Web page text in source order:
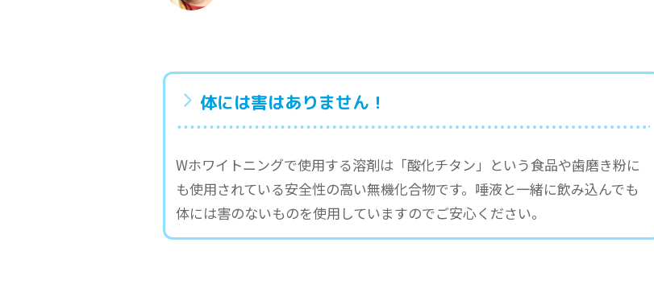
体には害はありません！
Wホワイトニングで使用する溶剤は「酸化チタン」という食品や歯磨き粉に
も使用されている安全性の高い無機化合物です。唾液と一緒に飲み込んでも
体には害のないものを使用していますのでご安心ください。